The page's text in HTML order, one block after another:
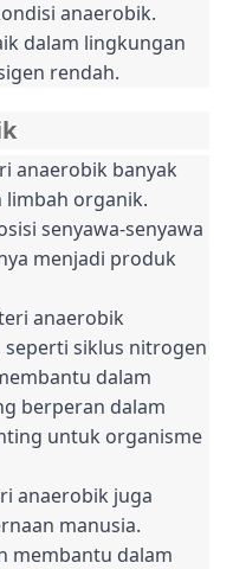
anaerobik.
dalam lingkungan
rendah.
anaerobik banyak
limbah organik.
senyawa-senyawa
menjadi produk
anaerobik
siklus nitrogen
dalam
berperan dalam
untuk organisme
anaerobik juga
manusia.
membantu dalam